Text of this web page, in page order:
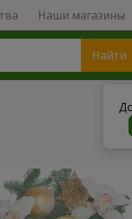
Наши магазины
Найти